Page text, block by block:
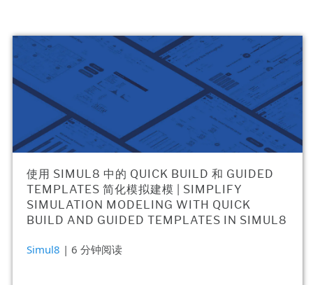
使用 SIMUL8 中的 QUICK BUILD 和 GUIDED
TEMPLATES 简化模拟建模 | SIMPLIFY
SIMULATION MODELING WITH QUICK
BUILD AND GUIDED TEMPLATES IN SIMUL8
Simul8 | 6 分钟阅读